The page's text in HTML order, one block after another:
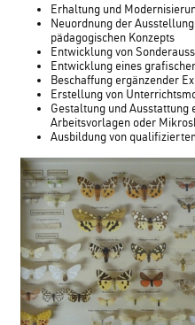
Erhaltung und
Neuordnung der
pädagogischen Konzepts
Entwicklung von
Entwicklung eines
Beschaffung ergänzender
Erstellung von
Gestaltung und Ausstattung
Arbeitsvorlagen oder
Ausbildung von